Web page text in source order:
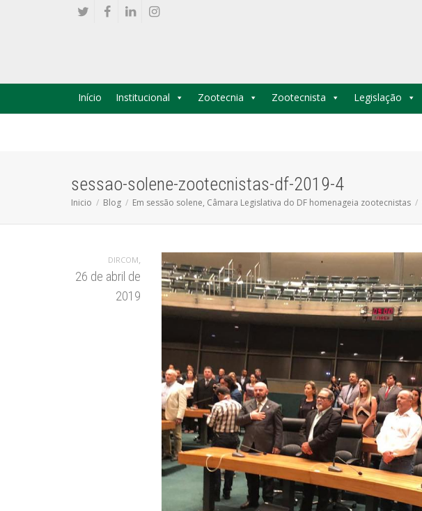
Início Institucional Zootecnia Zootecnista Legislação
sessao-solene-zootecnistas-df-2019-4
Inicio Blog Em sessão solene, Câmara Legislativa do DF homenageia zootecnistas
DIRCOM,
26 de abril de
2019